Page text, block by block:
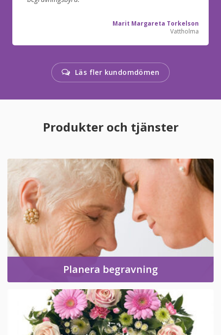
Marit Margareta Torkelson
Vattholma
Läs fler kundomdömen
Produkter och tjänster
Planera begravning